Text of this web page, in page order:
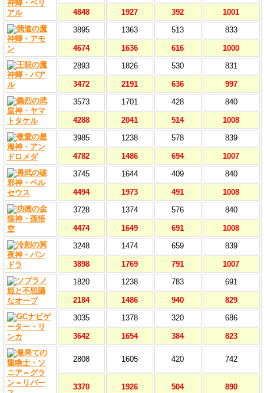
4848 1927 392
1001
3895
1363 513 833
4674 1636 616
1000
2893
1826 530 831
3472 2191 636
997
3573
1701 428 840
4288 2041 514
1008
3985
1238 578 839
4782 1486 694
1007
3745
1644 409 840
4494 1973 491
1008
3728
1374 576 840
4474 1649 691
1008
3248
1474 659 839
3898 1769 791
1007
1820
1238 783 691
2184 1486 940
829
3035
1378 320 686
3642 1654 384 823
2808 1605 420 742
3370 1926 504 890